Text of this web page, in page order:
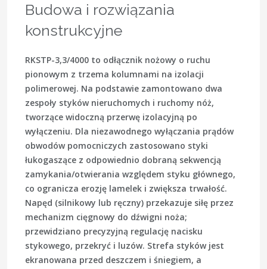
Budowa i rozwiązania
konstrukcyjne
RKSTP-3,3/4000 to odłącznik nożowy o ruchu
pionowym z trzema kolumnami na izolacji
polimerowej. Na podstawie zamontowano dwa
zespoły styków nieruchomych i ruchomy nóż,
tworzące widoczną przerwę izolacyjną po
wyłączeniu. Dla niezawodnego wyłączania prądów
obwodów pomocniczych zastosowano styki
łukogaszące z odpowiednio dobraną sekwencją
zamykania/otwierania względem styku głównego,
co ogranicza erozję lamelek i zwiększa trwałość.
Napęd (silnikowy lub ręczny) przekazuje siłę przez
mechanizm cięgnowy do dźwigni noża;
przewidziano precyzyjną regulację nacisku
stykowego, przekryć i luzów. Strefa styków jest
ekranowana przed deszczem i śniegiem, a